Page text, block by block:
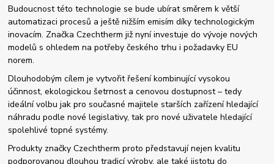
Budoucnost této technologie se bude ubírat směrem k větší
automatizaci procesů a ještě nižším emisím díky technologickým
inovacím. Značka Czechtherm již nyní investuje do vývoje nových
modelů s ohledem na potřeby českého trhu i požadavky EU
norem.
Dlouhodobým cílem je vytvořit řešení kombinující vysokou
účinnost, ekologickou šetrnost a cenovou dostupnost – tedy
ideální volbu jak pro současné majitele starších zařízení hledající
náhradu podle nové legislativy, tak pro nové uživatele hledající
spolehlivé topné systémy.
Produkty značky Czechtherm proto představují nejen kvalitu
podporovanou dlouhou tradicí výroby, ale také jistotu do